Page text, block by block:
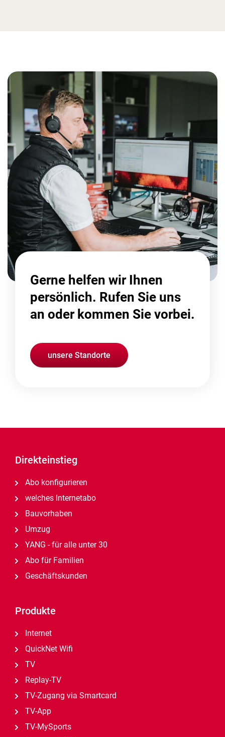
Gerne helfen wir Ihnen
persönlich. Rufen Sie uns
an oder kommen Sie vorbei.
unsere Standorte
Direkteinstieg
Abo konfigurieren
welches Internetabo
Bauvorhaben
Umzug
YANG - für alle unter 30
Abo für Familien
Geschäftskunden
Produkte
Internet
QuickNet Wifi
TV
Replay-TV
TV-Zugang via Smartcard
TV-App
TV-MySports